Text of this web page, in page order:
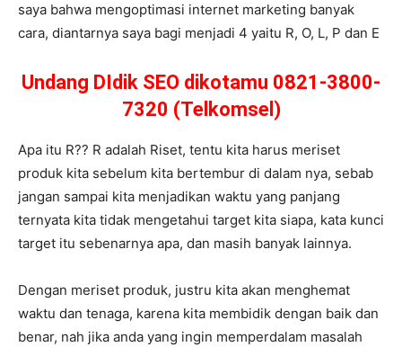
saya bahwa mengoptimasi internet marketing banyak
cara, diantarnya saya bagi menjadi 4 yaitu R, O, L, P dan E
Undang DIdik SEO dikotamu 0821-3800-
7320 (Telkomsel)
Apa itu R?? R adalah Riset, tentu kita harus meriset
produk kita sebelum kita bertembur di dalam nya, sebab
jangan sampai kita menjadikan waktu yang panjang
ternyata kita tidak mengetahui target kita siapa, kata kunci
target itu sebenarnya apa, dan masih banyak lainnya.
Dengan meriset produk, justru kita akan menghemat
waktu dan tenaga, karena kita membidik dengan baik dan
benar, nah jika anda yang ingin memperdalam masalah